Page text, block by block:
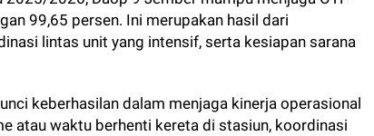
99,65 persen. Ini merupakan hasil dari
lintas unit yang intensif, serta kesiapan sarana
keberhasilan dalam menjaga kinerja operasional
atau waktu berhenti kereta di stasiun, koordinasi